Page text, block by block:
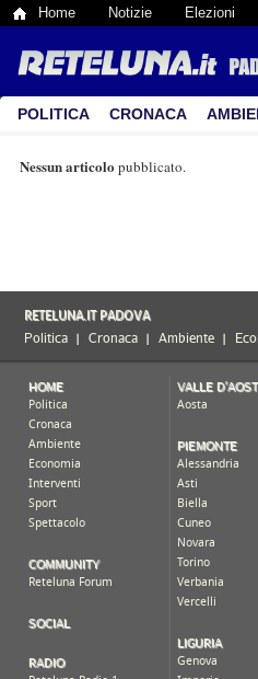
Home Notizie Elezioni
POLITICA CRONACA
Nessun articolo pubblicato.